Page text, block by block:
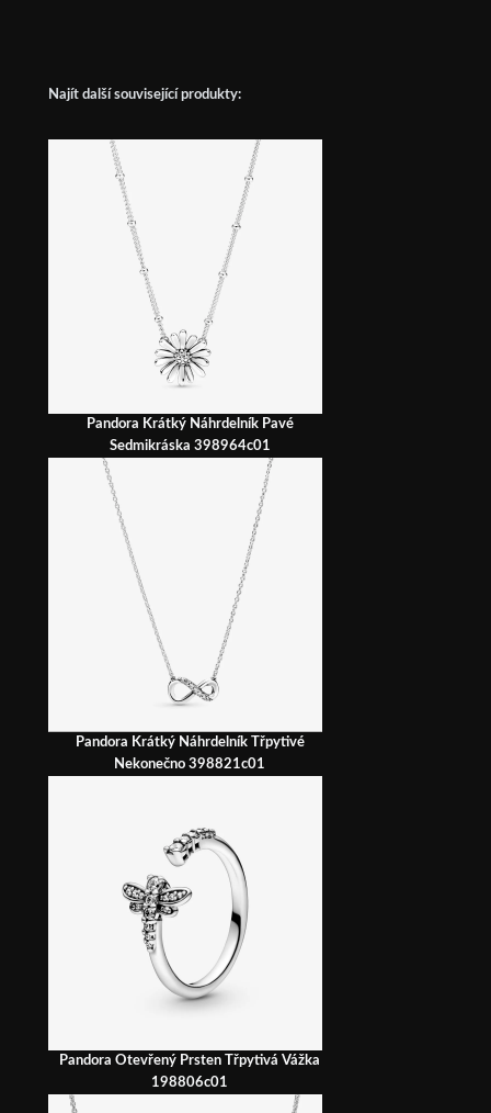
Najít další související produkty:
Pandora Krátký Náhrdelník Pavé
Sedmikráska 398964c01
Pandora Krátký Náhrdelník Třpytivé
Nekonečno 398821c01
Pandora Otevřený Prsten Třpytivá Vážka
198806c01